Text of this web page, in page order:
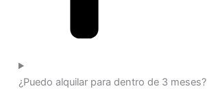
¿Puedo alquilar para dentro de 3 meses?